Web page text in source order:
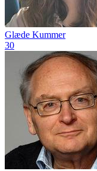
Glæde Kummer
30